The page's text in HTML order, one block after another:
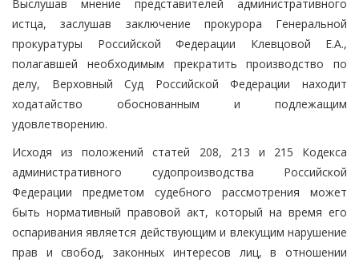
Выслушав мнение представителей административного
истца, заслушав заключение прокурора Генеральной
прокуратуры Российской Федерации Клевцовой Е.А.,
полагавшей необходимым прекратить производство по
делу, Верховный Суд Российской Федерации находит
ходатайство обоснованным и подлежащим
удовлетворению.
Исходя из положений статей 208, 213 и 215 Кодекса
административного судопроизводства Российской
Федерации предметом судебного рассмотрения может
быть нормативный правовой акт, который на время его
оспаривания является действующим и влекущим нарушение
прав и свобод, законных интересов лиц, в отношении